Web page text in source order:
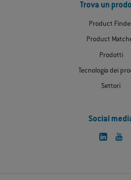
Trova un
Product
Product
Prodotti
Tecnologia dei
Settori
Social